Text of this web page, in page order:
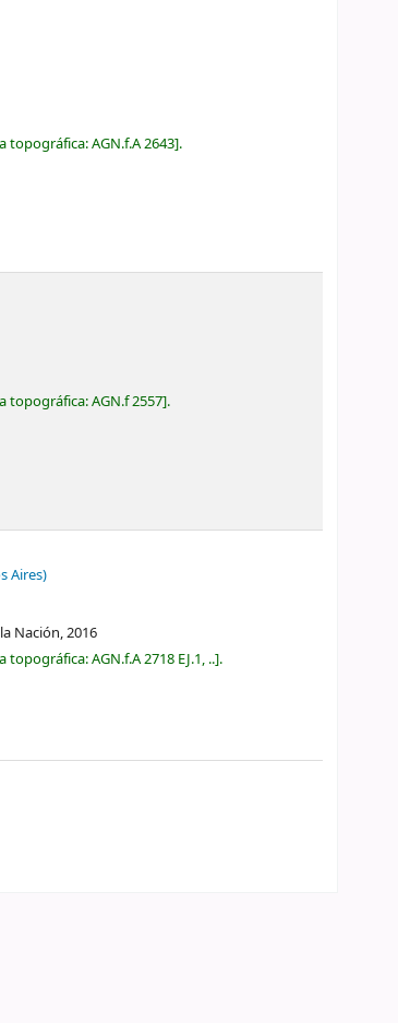
topográfica:AGN.f.A 2643 .
topográfica:AGN.f 2557 .
Aires)
Nación,2016
topográfica:AGN.f.A 2718 EJ.1, .. .